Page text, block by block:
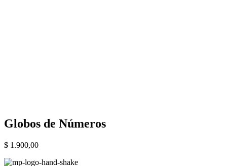
Globos de Números
$ 1.900,00